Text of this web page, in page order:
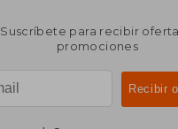
Suscríbete para recibir
promociones